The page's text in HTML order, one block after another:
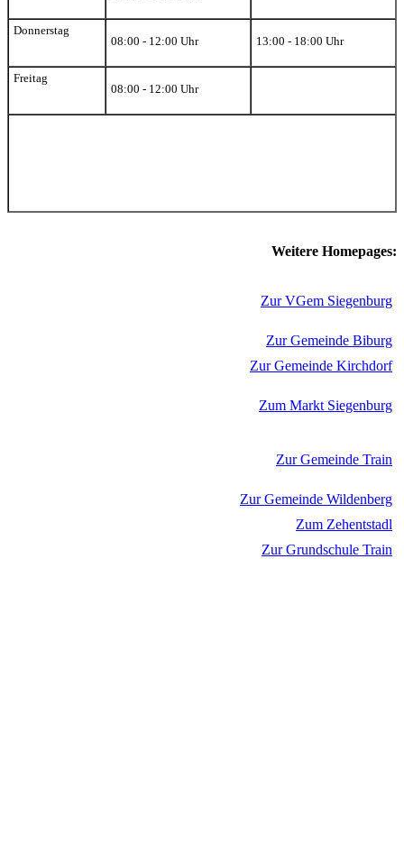
Donnerstag
08:00 - 12:00 Uhr
13:00 - 18:00 Uhr
Freitag
08:00 - 12:00 Uhr
Weitere Homepages:
Zur VGem Siegenburg
Zur Gemeinde Biburg
Zur Gemeinde Kirchdorf
Zum Markt Siegenburg
Zur Gemeinde Train
Zur Gemeinde Wildenberg
Zum Zehentstadl
Zur Grundschule Train